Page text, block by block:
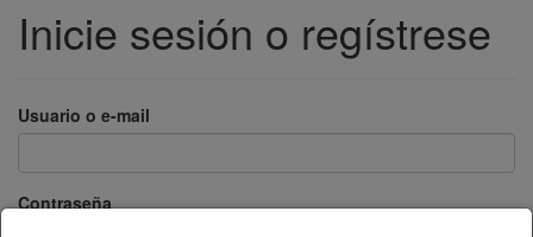
Inicie sesión o regístrese
Usuario o e-mail
Contraseña